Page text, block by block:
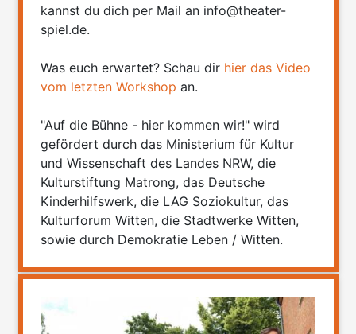
kannst du dich per Mail an info@theater-
spiel.de.
Was euch erwartet? Schau dir hier das Video
vom letzten Workshop an.
"Auf die Bühne - hier kommen wir!" wird
gefördert durch das Ministerium für Kultur
und Wissenschaft des Landes NRW, die
Kulturstiftung Matrong, das Deutsche
Kinderhilfswerk, die LAG Soziokultur, das
Kulturforum Witten, die Stadtwerke Witten,
sowie durch Demokratie Leben / Witten.